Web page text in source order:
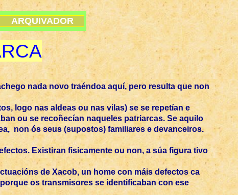
ARQUIVADOR
nada novo traéndoa aquí, pero resulta que non
logo nas aldeas ou nas vilas) se se repetían e
ou se recoñecían naqueles patriarcas. Se aquilo
non ós seus (supostos) familiares e devanceiros.
Existiran fisicamente ou non, a súa figura tivo
de Xacob, un home con máis defectos ca
os transmisores se identificaban con ese